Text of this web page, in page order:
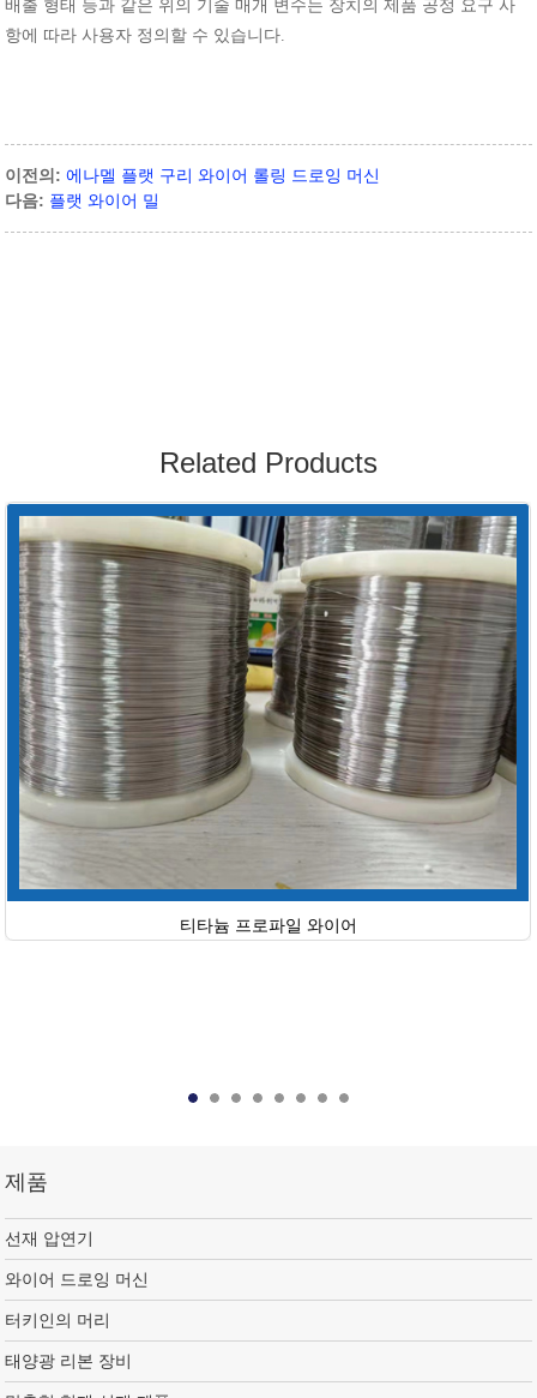
배출 형태 등과 같은 위의 기술 매개 변수는 장치의 제품 공정 요구 사
항에
따라 사용자 정의할 수 있습니다.
이전의: 에나멜 플랫 구리 와이어 롤링 드로잉 머신
다음: 플랫 와이어 밀
Related Products
티타늄 프로파일 와이어
제품
선재 압연기
와이어 드로잉 머신
터키인의 머리
태양광 리본 장비